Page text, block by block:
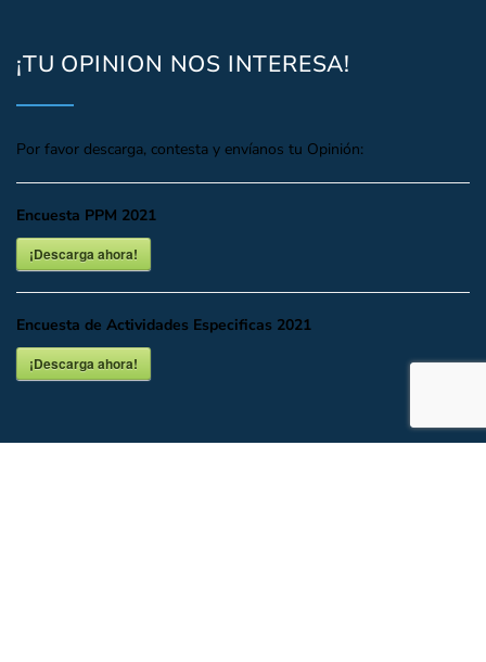
¡TU OPINION NOS INTERESA!
Por favor descarga, contesta y envíanos tu Opinión:
Encuesta PPM 2021
¡Descarga ahora!
Encuesta de Actividades Especificas 2021
¡Descarga ahora!